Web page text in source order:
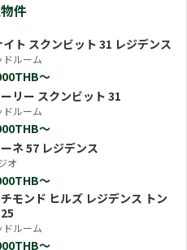
件
イト スクンビット 31 レジデンス
ドルーム
〜
リー スクンビット 31
ドルーム
〜
ネ 57 レジデンス
オ
〜
モンド ヒルズ レジデンス トン
ドルーム
〜